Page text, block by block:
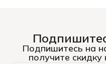
имущества и жильцов,
уровень шума, теплопотери
и даже эстетическое
восприятие жилья. Рынок
Подпишитесь на
получите